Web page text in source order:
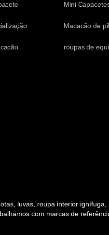
Mini
Macacão de
roupas de
luvas, roupa interior
com marcas de